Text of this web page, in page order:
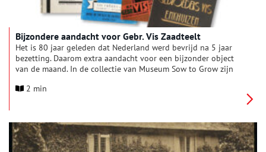
Bijzondere aandacht voor Gebr. Vis Zaadteelt
Het is 80 jaar geleden dat Nederland werd bevrijd na 5 jaar
bezetting. Daarom extra aandacht voor een bijzonder object
van de maand. In de collectie van Museum Sow to Grow zijn
in Enkhuizen. Gebroeders Vis werd opgericht in 1912 door
2 min